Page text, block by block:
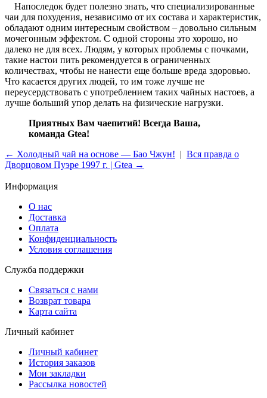
Напоследок будет полезно знать, что специализированные
чаи для похудения, независимо от их состава и характеристик,
обладают одним интересным свойством – довольно сильным
мочегонным эффектом. С одной стороны это хорошо, но
далеко не для всех. Людям, у которых проблемы с почками,
такие настои пить рекомендуется в ограниченных
количествах, чтобы не нанести еще больше вреда здоровью.
Что касается других людей, то им тоже лучше не
переусердствовать с употреблением таких чайных настоев, а
лучше больший упор делать на физические нагрузки.
Приятных Вам чаепитий! Всегда Ваша,
команда Gtea!
← Холодный чай на основе — Бао Чжун! | Вся правда о
Дворцовом Пуэре 1997 г. | Gtea →
Информация
О нас
Доставка
Оплата
Конфиденциальность
Условия соглашения
Служба поддержки
Связаться с нами
Возврат товара
Карта сайта
Личный кабинет
Личный кабинет
История заказов
Мои закладки
Рассылка новостей